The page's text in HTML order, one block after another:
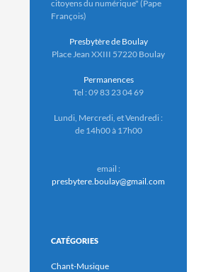
citoyens du numérique" (Pape
François)
Presbytère de Boulay
Place Jean XXIII 57220 Boulay
Permanences
Tel : 09 83 23 04 69
Lundi, Mercredi, et Vendredi :
de 14h00 à 17h00
email :
presbytere.boulay@gmail.com
CATÉGORIES
Chant-Musique